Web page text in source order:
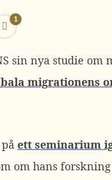
1
sin nya studie
migrationens
ett seminarium
om hans